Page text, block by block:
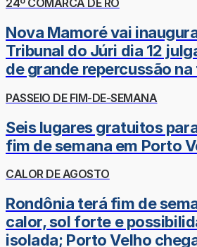
24º COMARCA DE RO
Nova Mamoré vai
Tribunal do Júri dia 12
de grande repercussão
PASSEIO DE FIM-DE-SEMANA
Seis lugares gratuitos
fim de semana em Porto
CALOR DE AGOSTO
Rondônia terá fim de
calor, sol forte e
isolada; Porto Velho